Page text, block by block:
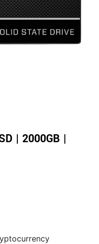
| 2000GB |